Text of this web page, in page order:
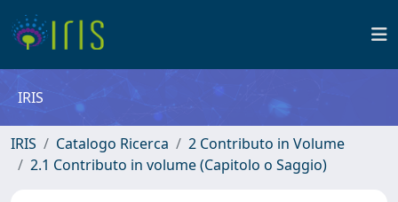
IRIS
IRIS Catalogo Ricerca
2 Contributo in Volume
2.1 Contributo in volume (Capitolo o Saggio)